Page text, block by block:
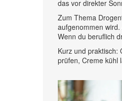
das vor direkter
Zum Thema
aufgenommen
Wenn du beruflich
Kurz und praktisch:
prüfen, Creme kühl